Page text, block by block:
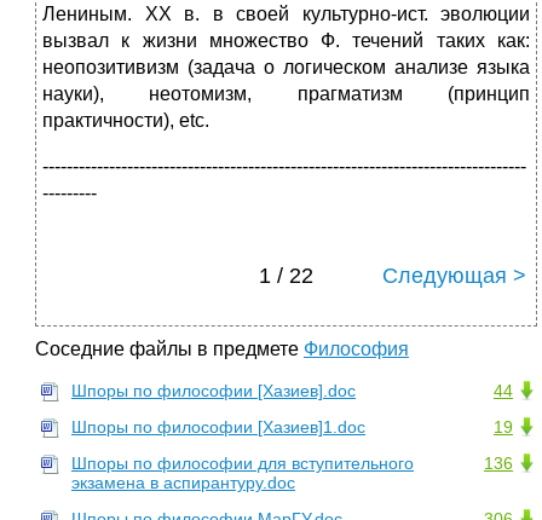
Лениным. XX в. в своей культурно-ист. эволюции
вызвал к жизни множество Ф. течений таких как:
неопозитивизм (задача о логическом анализе языка
науки), неотомизм, прагматизм (принцип
практичности), etc.
--------------------------------------------------------------------------------
---------
1 / 22 Следующая >
Соседние файлы в предмете Философия
44
Шпоры по философии [Хазиев].doc
19
Шпоры по философии [Хазиев]1.doc
136
Шпоры по философии для вступительного
экзамена в аспирантуру.doc